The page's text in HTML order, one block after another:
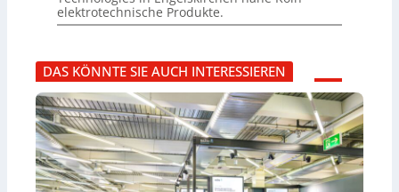
elektrotechnische Produkte.
DAS KÖNNTE SIE AUCH INTERESSIEREN